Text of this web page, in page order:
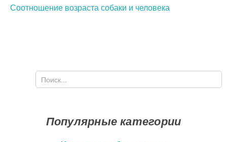
Соотношение возраста собаки и человека
Форма поиска
Поиск
Популярные категории